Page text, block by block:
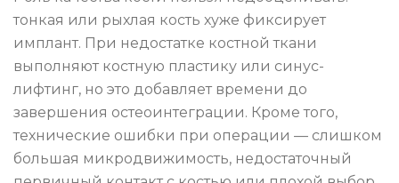
тонкая или рыхлая кость хуже фиксирует
имплант. При недостатке костной ткани
выполняют костную пластику или синус-
лифтинг, но это добавляет времени до
завершения остеоинтеграции. Кроме того,
технические ошибки при операции — слишком
большая микродвижимость, недостаточный